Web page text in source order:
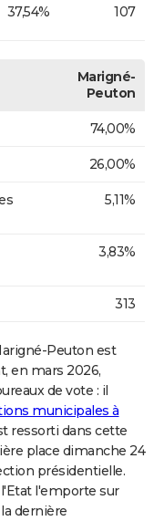
37,54% 107
Marigné-
Peuton
74,00%
26,00%
5,11%
3,83%
313
Peuton est
en mars 2026,
de vote : il
municipales à
ressorti dans cette
place dimanche 24
présidentielle.
l'Etat l'emporte sur
dernière